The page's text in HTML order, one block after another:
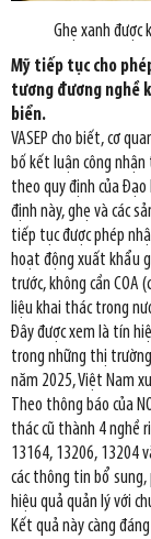
Ghẹ xanh được
Mỹ tiếp tục cho
tương đương nghề
biển.
VASEP cho biết, cơ
bố kết luận công
theo quy định của Đạo
định này, ghẹ và các
tiếp tục được phép
hoạt động xuất khẩu
trước, không cần COA
liệu khai thác trong
Đây được xem là tín
trong những thị
năm 2025, Việt Nam
Theo thông báo của
thác cũ thành 4 nghề
13164, 13206, 13204
các thông tin bổ sung,
hiệu quả quản lý với
Kết quả này càng